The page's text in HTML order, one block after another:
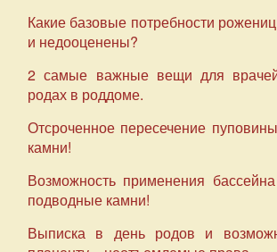
Какие базовые потребности
и недооценены?
2 самые важные вещи для
родах в роддоме.
Отсроченное пересечение
камни!
Возможность применения
подводные камни!
Выписка в день родов и